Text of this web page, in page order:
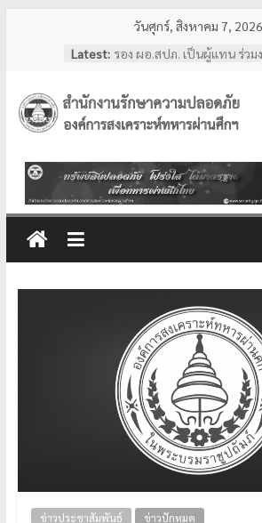
วันศุกร์, สิงหาคม 7, 2026
Latest: รอง ผอ.สปภ. เป็นผู้แทน ร่ว
รปภ. ณ ศูนย์การแพทย์ปัญญา
ชลประทาน มหาวิทยาลัย
การทงทะเบียน แอป รปภ.ส
เลขานุการ อผศ. และคุณปริ
พร้อมด้วยสื่อมวลชน เข้าเยี่ย
อบรมหลักสูตรการรักษาควา
รักษาความปลอดภัย ตรวจเ
วชิรเบญจทัศ (สวนรถไฟ)
สำนักงาน
รักษา
ความ
ปลอดภัย
ทหารผ่านศึก
ข่าวประชาสัมพันธ์ ข่าวปักหมุด